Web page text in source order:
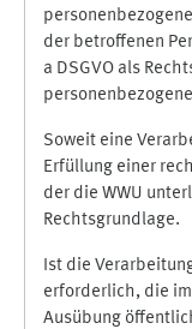
der betroffenen
a DSGVO als
Soweit eine
Erfüllung einer
der die WWU
Rechtsgrundlage.
Ist die
erforderlich, die
Ausübung